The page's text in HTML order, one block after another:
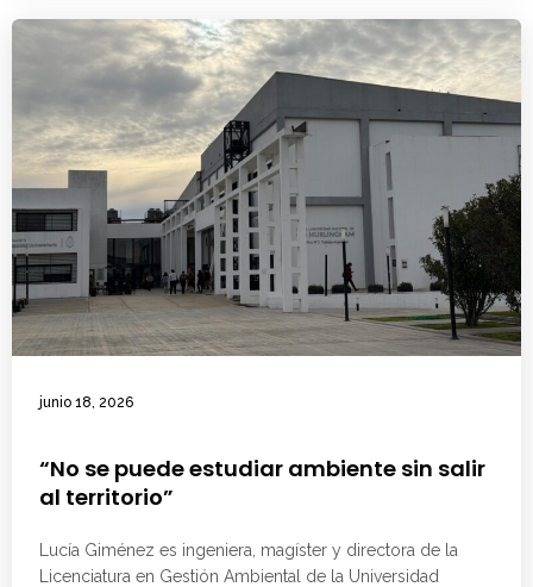
junio 18, 2026
“No se puede estudiar ambiente sin salir
al territorio”
Lucía Giménez es ingeniera, magíster y directora de la
Licenciatura en Gestión Ambiental de la Universidad